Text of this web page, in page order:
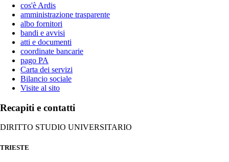
cos'è Ardis
amministrazione trasparente
albo fornitori
bandi e avvisi
atti e documenti
coordinate bancarie
pago PA
Carta dei servizi
Bilancio sociale
Visite al sito
Recapiti e contatti
DIRITTO STUDIO UNIVERSITARIO
TRIESTE